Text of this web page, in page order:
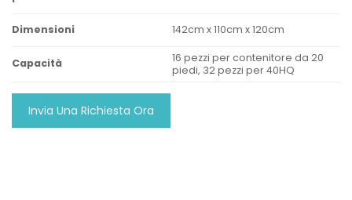
Dimensioni 142cm x 110cm x 120cm
Capacità
16 pezzi per contenitore da 20
piedi, 32 pezzi per 40HQ
Invia Una Richiesta Ora